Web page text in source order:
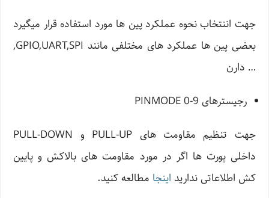
جهت اننتخاب نحوه عملکرد پین ها مورد استفاده قرار میگیرد
بعضی پین ها عملکرد های مختلفی مانند GPIO,UART,SPI,
… دارن
رجیسترهای PINMODE 0-9
جهت تنظیم مقاومت های PULL-UP و PULL-DOWN
داخلی پورت ها اگر در مورد مقاومت های بالاکش و پایین
کش اطلاعاتی ندارید اینجا مطالعه کنید.